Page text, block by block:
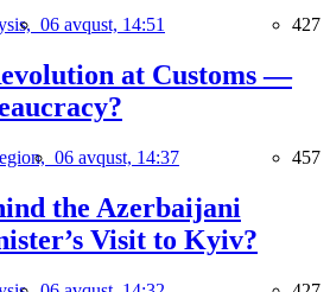
06 avqust, 14:51 427
at Customs —
06 avqust, 14:37 457
the Azerbaijani
Visit to Kyiv?